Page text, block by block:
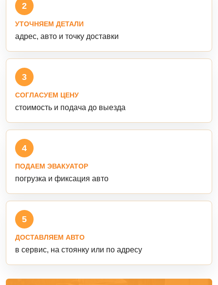
2
УТОЧНЯЕМ ДЕТАЛИ
адрес, авто и точку доставки
3
СОГЛАСУЕМ ЦЕНУ
стоимость и подача до выезда
4
ПОДАЕМ ЭВАКУАТОР
погрузка и фиксация авто
5
ДОСТАВЛЯЕМ АВТО
в сервис, на стоянку или по адресу